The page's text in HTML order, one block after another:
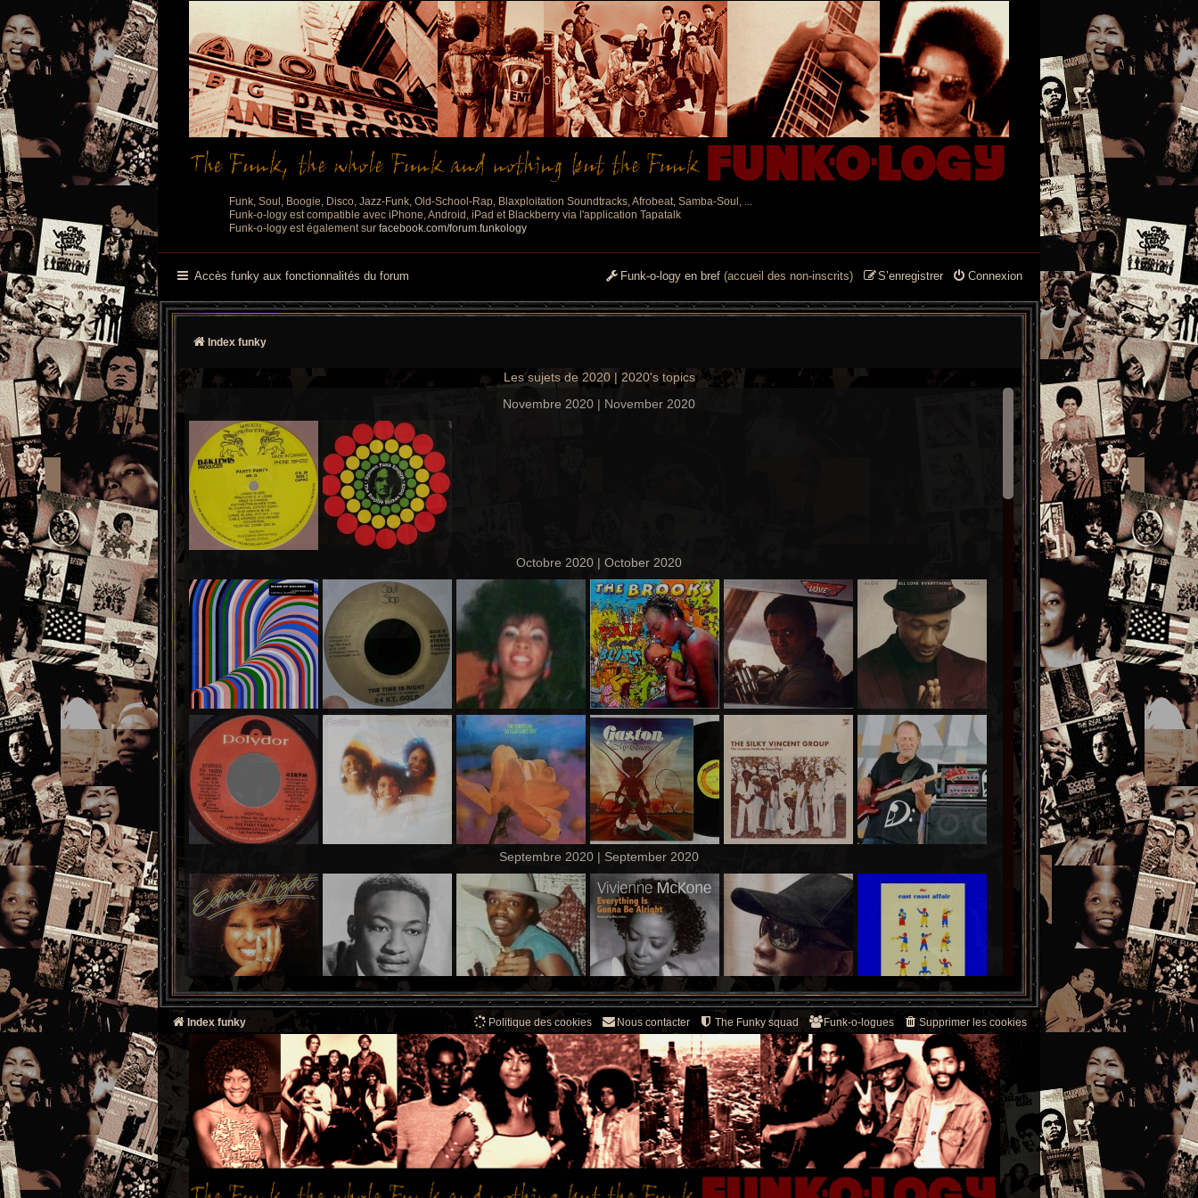
Funk, Soul, Boogie, Disco, Jazz-Funk, Old-School-Rap, Blaxploitation Soundtracks, Afrobeat, Samba-Soul, ...
Funk-o-logy est compatible avec iPhone, Android, iPad et Blackberry via l'application Tapatalk
Funk-o-logy est également sur facebook.com/forum.funkology
Accès funky aux fonctionnalités du forum Connexion
S’enregistrer
Funk-o-logy en bref (accueil des non-inscrits)
Index funky
Les sujets de 2020 | 2020's topics
Novembre 2020 | November 2020
Octobre 2020 | October 2020
Septembre 2020 | September 2020
Août 2020 | August 2020
Index funky Supprimer les cookies
Funk-o-logues
The Funky squad
Nous contacter
Politique des cookies